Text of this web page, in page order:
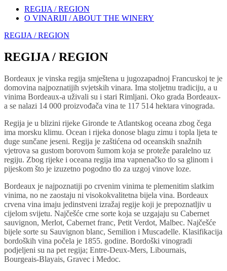
REGIJA / REGION
O VINARIJI / ABOUT THE WINERY
REGIJA / REGION
REGIJA / REGION
Bordeaux je vinska regija smještena u jugozapadnoj Francuskoj te je
domovina najpoznatijih svjetskih vinara. Ima stoljetnu tradiciju, a u
vinima Bordeaux-a uživali su i stari Rimljani. Oko grada Bordeaux-
a se nalazi 14 000 proizvođača vina te 117 514 hektara vinograda.
Regija je u blizini rijeke Gironde te Atlantskog oceana zbog čega
ima morsku klimu. Ocean i rijeka donose blagu zimu i topla ljeta te
duge sunčane jeseni. Regija je zaštićena od oceanskih snažnih
vjetrova sa gustom borovom šumom koja se proteže paralelno uz
regiju. Zbog rijeke i oceana regija ima vapnenačko tlo sa glinom i
pijeskom što je izuzetno pogodno tlo za uzgoj vinove loze.
Bordeaux je najpoznatiji po crvenim vinima te plemenitim slatkim
vinima, no ne zaostaju ni visokokvalitetna bijela vina. Bordeaux
crvena vina imaju jedinstveni izražaj regije koji je prepoznatljiv u
cijelom svijetu. Najčešće crne sorte koja se uzgajaju su Cabernet
sauvignon, Merlot, Cabernet franc, Petit Verdot, Malbec. Najčešće
bijele sorte su Sauvignon blanc, Semilion i Muscadelle. Klasifikacija
bordoških vina počela je 1855. godine. Bordoški vinogradi
podjeljeni su na pet regija; Entre-Deux-Mers, Libournais,
Bourgeais-Blayais, Gravec i Medoc.